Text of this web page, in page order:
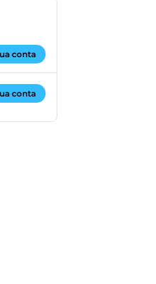
conta
conta